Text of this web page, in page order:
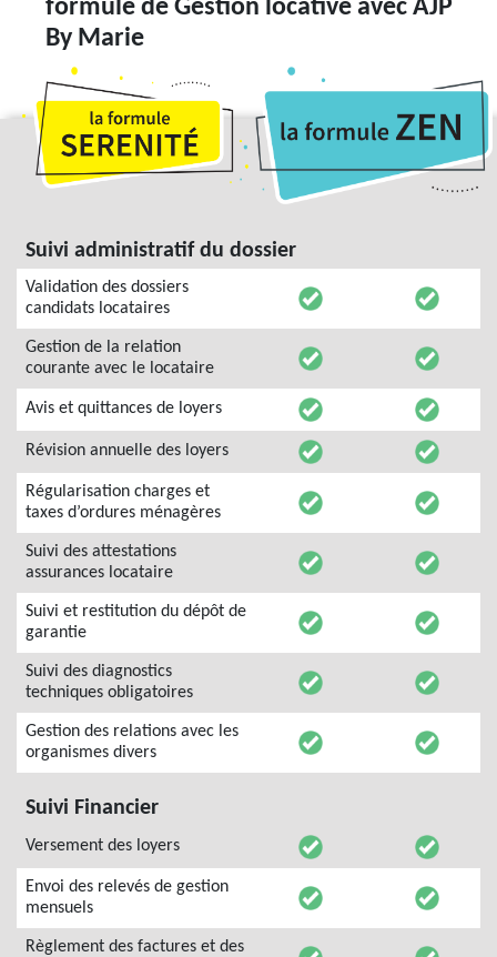
formule de Gestion locative avec AJP
By Marie
Suivi administratif du dossier
Validation des dossiers
candidats locataires
Gestion de la relation
courante avec le locataire
Avis et quittances de loyers
Révision annuelle des loyers
Régularisation charges et
taxes d’ordures ménagères
Suivi des attestations
assurances locataire
Suivi et restitution du dépôt de
garantie
Suivi des diagnostics
techniques obligatoires
Gestion des relations avec les
organismes divers
Suivi Financier
Versement des loyers
Envoi des relevés de gestion
mensuels
Règlement des factures et des